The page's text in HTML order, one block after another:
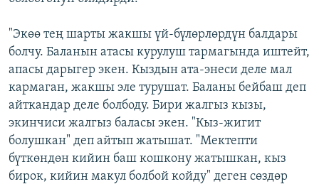
"Экөө тең шарты жакшы үй-бүлөрлөрдүн балдары
болчу. Баланын атасы курулуш тармагында иштейт,
апасы дарыгер экен. Кыздын ата-энеси деле мал
кармаган, жакшы эле турушат. Баланы бейбаш деп
айткандар деле болбоду. Бири жалгыз кызы,
экинчиси жалгыз баласы экен. "Кыз-жигит
болушкан" деп айтып жатышат. "Мектепти
бүткөндөн кийин баш кошкону жатышкан, кыз
бирок, кийин макул болбой койду" деген сөздөр